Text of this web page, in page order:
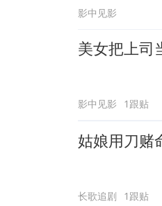
影中见影
美女把上司
影中见影 1跟贴
姑娘用刀赌
长歌追剧 1跟贴